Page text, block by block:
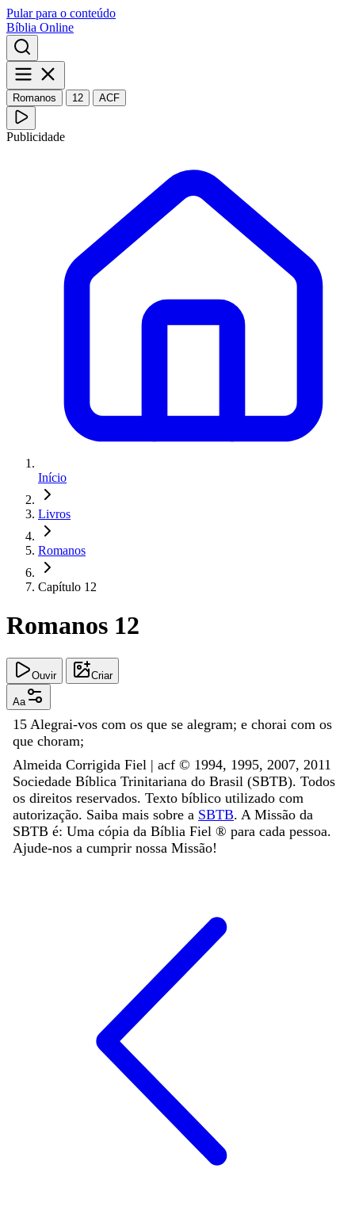
Pular para o conteúdo
Bíblia Online
Romanos 12 ACF
Publicidade
Início
Livros
Romanos
Capítulo 12
Romanos 12
Ouvir Criar
Aa
15 Alegrai-vos com os que se alegram; e chorai com os
que choram;
Almeida Corrigida Fiel | acf ©️ 1994, 1995, 2007, 2011
Sociedade Bíblica Trinitariana do Brasil (SBTB). Todos
os direitos reservados. Texto bíblico utilizado com
autorização. Saiba mais sobre a SBTB. A Missão da
SBTB é: Uma cópia da Bíblia Fiel ®️ para cada pessoa.
Ajude-nos a cumprir nossa Missão!